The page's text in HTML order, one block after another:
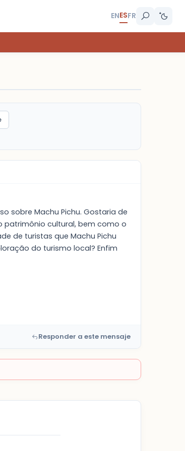
ENESFR
sobre Machu Pichu. Gostaria de
patrimônio cultural, bem como o
de turistas que Machu Pichu
do turismo local? Enfim
Responder a este mensaje